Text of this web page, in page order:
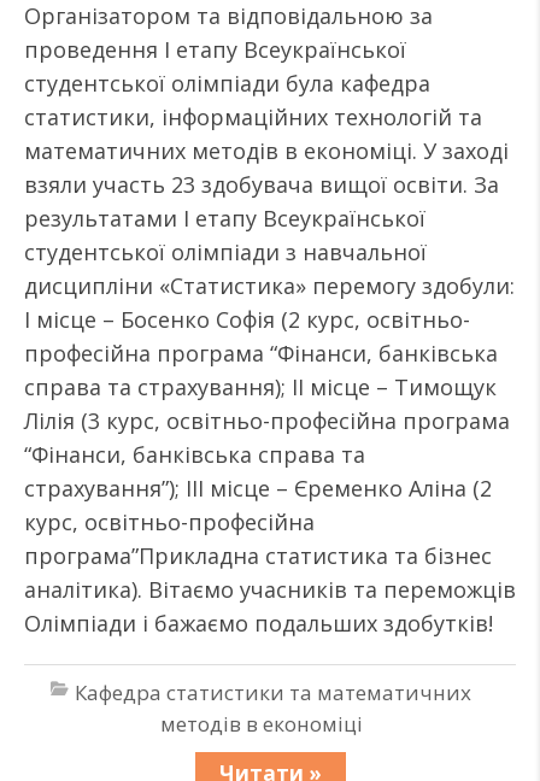
Організатором та відповідальною за
проведення І етапу Всеукраїнської
студентської олімпіади була кафедра
статистики, інформаційних технологій та
математичних методів в економіці. У заході
взяли участь 23 здобувача вищої освіти. За
результатами І етапу Всеукраїнської
студентської олімпіади з навчальної
дисципліни «Статистика» перемогу здобули:
І місце – Босенко Софія (2 курс, освітньо-
професійна програма “Фінанси, банківська
справа та страхування); ІІ місце – Тимощук
Лілія (3 курс, освітньо-професійна програма
“Фінанси, банківська справа та
страхування”); ІІІ місце – Єременко Аліна (2
курс, освітньо-професійна
програма”Прикладна статистика та бізнес
аналітика). Вітаємо учасників та переможців
Олімпіади і бажаємо подальших здобутків!
Кафедра статистики та математичних
методів в економіці
Читати »